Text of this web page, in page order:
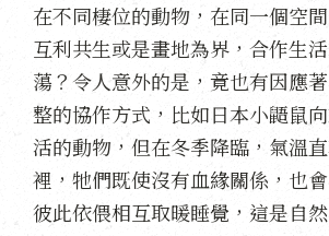
在不同棲位的動物，在同一個空
互利共生或是畫地為界，合作生
蕩？令人意外的是，竟也有因應
整的協作方式，比如日本小鼯鼠
活的動物，但在冬季降臨，氣溫
裡，牠們既使沒有血緣關係，也
彼此依偎相互取暖睡覺，這是自